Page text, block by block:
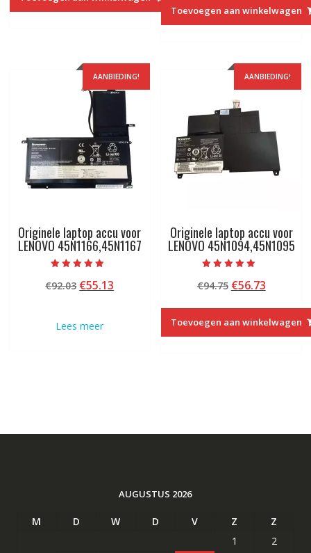
€94.75.€56.73.
was:
€109.03.
is:
€65.13.
Toevoegen aan winkelwagen
AANBIEDING!
Originele laptop accu voor
LENOVO 45N1166,45N1167
5.00
van 5
€92.03 Oorspronkelijke
€92.03.
€55.13
Lees meer
AANBIEDING!
Originele laptop accu voor
LENOVO 45N1094,45N1095
5.00
van 5
€94.75
was:
€94.75.
€56.73Huidige
is:
€56.73.
Toevoegen aan winkelwagen
AUGUSTUS 2026
M D W D V Z
Z
1
2